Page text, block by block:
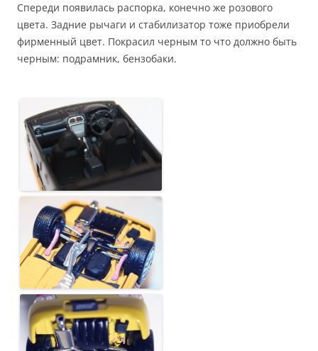
Спереди появилась распорка, конечно же розового
цвета. Задние рычаги и стабилизатор тоже приобрели
фирменный цвет. Покрасил черным то что должно быть
черным: подрамник, бензобаки.